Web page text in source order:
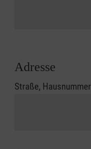
Adresse
Straße, Hausnummer